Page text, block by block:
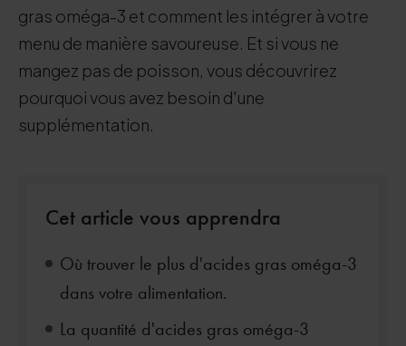
gras oméga-3 et comment les intégrer à votre
menu de manière savoureuse. Et si vous ne
mangez pas de poisson, vous découvrirez
pourquoi vous avez besoin d'une
supplémentation.
Cet article vous apprendra
Où trouver le plus d'acides gras oméga-3
dans votre alimentation.
La quantité d'acides gras oméga-3